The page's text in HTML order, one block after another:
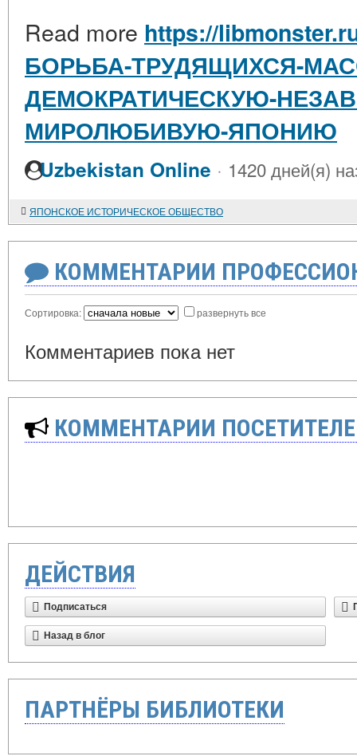
Read more https://
БОРЬБА-ТРУДЯЩИХСЯ-
ДЕМОКРАТИЧЕСКУЮ-
МИРОЛЮБИВУЮ-ЯПОНИЮ
Uzbekistan Online · 1420 дней(я)
ЯПОНСКОЕ ИСТОРИЧЕСКОЕ ОБЩЕСТВО
КОММЕНТАРИИ
Сортировка: развернуть все
Комментариев пока нет
КОММЕНТАРИИ
ДЕЙСТВИЯ
Подписаться
Назад в блог
ПАРТНЁРЫ БИБЛИОТЕКИ